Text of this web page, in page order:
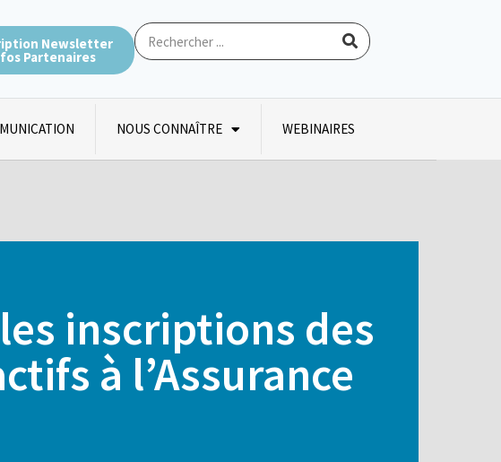
Newsletter
Partenaires
NOUS CONNAÎTRE WEBINAIRES
inscriptions des
à l’Assurance